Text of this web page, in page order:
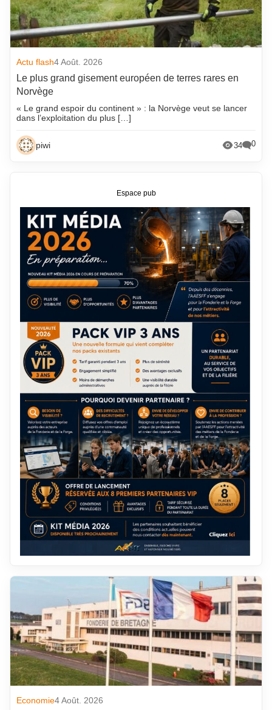
Actu flash4 Août. 2026
Le plus grand gisement européen de terres rares en
Norvège
« Le grand espoir du continent » : la Norvège veut se lancer
dans l’exploitation du plus […]
piwi 34 0
Economie4 Août. 2026
Espace pub